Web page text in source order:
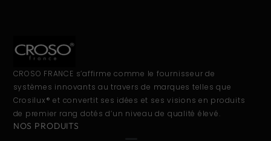
CROSO FRANCE s’affirme comme le fournisseur de
systèmes innovants au travers de marques telles que
Crosilux® et convertit ses idées et ses visions en produits
de premier rang dotés d’un niveau de qualité élevé.
NOS PRODUITS